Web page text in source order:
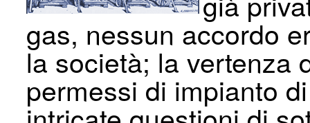
gas, nessun accordo
la società; la vertenza
per­messi di impianto